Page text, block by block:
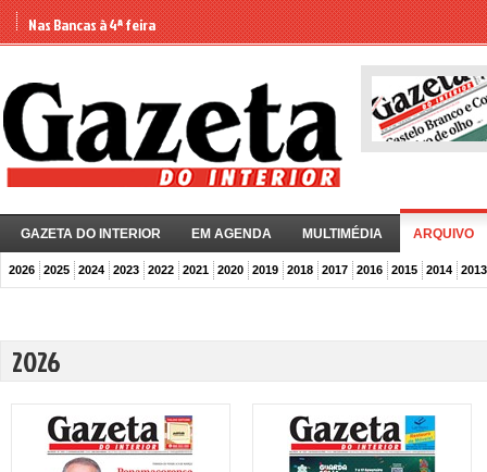
Nas Bancas à 4ª feira
GAZETA DO INTERIOR EM AGENDA MULTIMÉDIA ARQUIVO
2026 2025 2024 2023 2022 2021 2020 2019 2018 2017 2016 2015 2014 2013
2026